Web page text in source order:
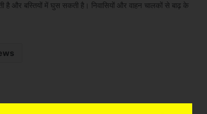
है और बस्तियों में घुस सकती है। निवासियों और वाहन चालकों से बाढ़ के